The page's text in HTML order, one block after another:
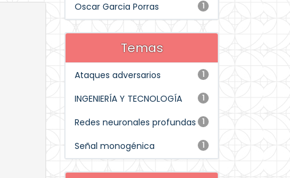
1
Oscar Garcia Porras
Temas
1
Ataques adversarios
1
INGENIERÍA Y TECNOLOGÍA
1
Redes neuronales profundas
1
Señal monogénica